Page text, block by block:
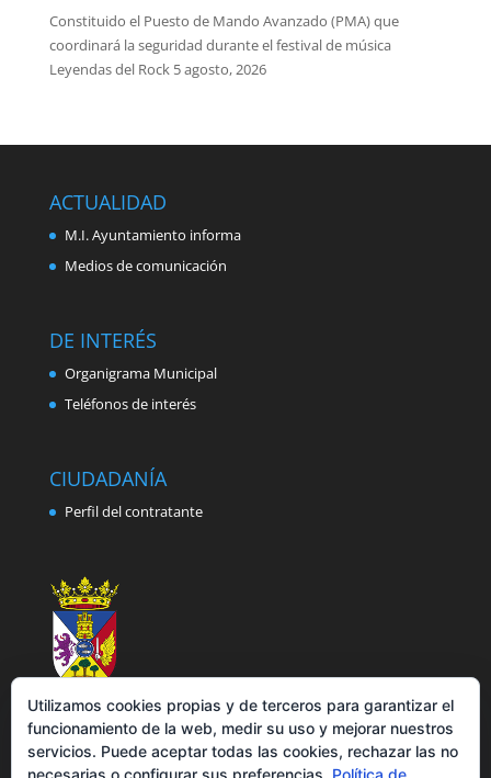
Constituido el Puesto de Mando Avanzado (PMA) que
coordinará la seguridad durante el festival de música
Leyendas del Rock 5 agosto, 2026
ACTUALIDAD
M.I. Ayuntamiento informa
Medios de comunicación
DE INTERÉS
Organigrama Municipal
Teléfonos de interés
CIUDADANÍA
Perfil del contratante
Utilizamos cookies propias y de terceros para garantizar el
funcionamiento de la web, medir su uso y mejorar nuestros
servicios. Puede aceptar todas las cookies, rechazar las no
necesarias o configurar sus preferencias. Política de